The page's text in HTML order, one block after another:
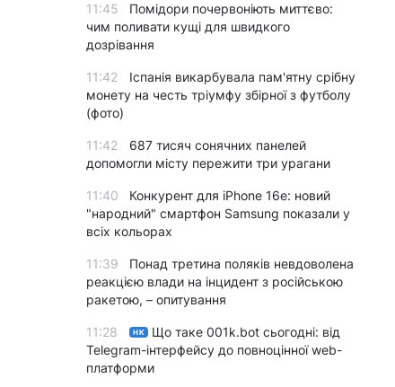
11:45
Помідори почервоніють миттєво:
чим поливати кущі для швидкого
дозрівання
11:42
Іспанія викарбувала пам'ятну срібну
монету на честь тріумфу збірної з футболу
(фото)
11:42
687 тисяч сонячних панелей
допомогли місту пережити три урагани
11:40
Конкурент для iPhone 16e: новий
"народний" смартфон Samsung показали у
всіх кольорах
11:39
Понад третина поляків невдоволена
реакцією влади на інцидент з російською
ракетою, – опитування
11:28 НК
Що таке 001k.bot сьогодні: від
Telegram-інтерфейсу до повноцінної web-
платформи